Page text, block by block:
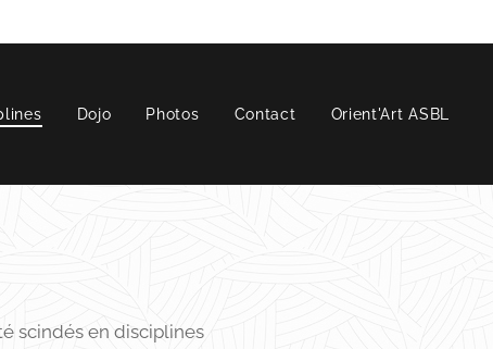
Dojo Photos Contact Orient'Art ASBL
scindés en disciplines